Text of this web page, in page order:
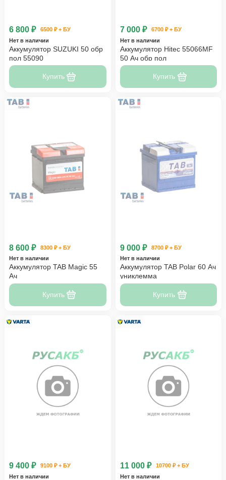
6 800 ₽
6500 ₽ + БУ
Нет в наличии
Аккумулятор SUZUKI 50 обр
пол 55090
Купить
7 000 ₽
6700 ₽ + БУ
Нет в наличии
Аккумулятор Hitec 55066MF
50 Ач обр пол
Купить
8 600 ₽
8300 ₽ + БУ
Нет в наличии
Аккумулятор TAB Magic 55
Ач
Купить
9 000 ₽
8700 ₽ + БУ
Нет в наличии
Аккумулятор TAB Polar 60 Ач
униклемма
Купить
9 400 ₽
9100 ₽ + БУ
Нет в наличии
11 000 ₽
10700 ₽ + БУ
Нет в наличии